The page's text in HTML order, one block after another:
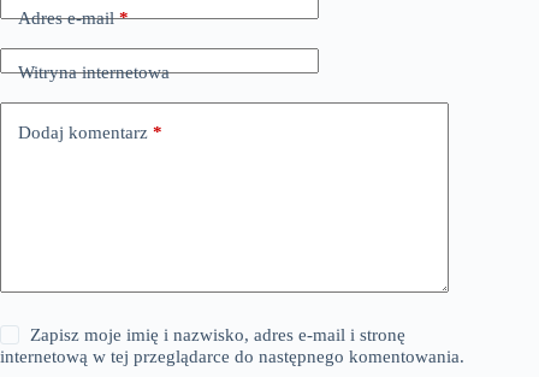
Adres e-mail*
Witryna internetowa
Dodaj komentarz *
Zapisz moje imię i nazwisko, adres e-mail i stronę
internetową w tej przeglądarce do następnego komentowania.